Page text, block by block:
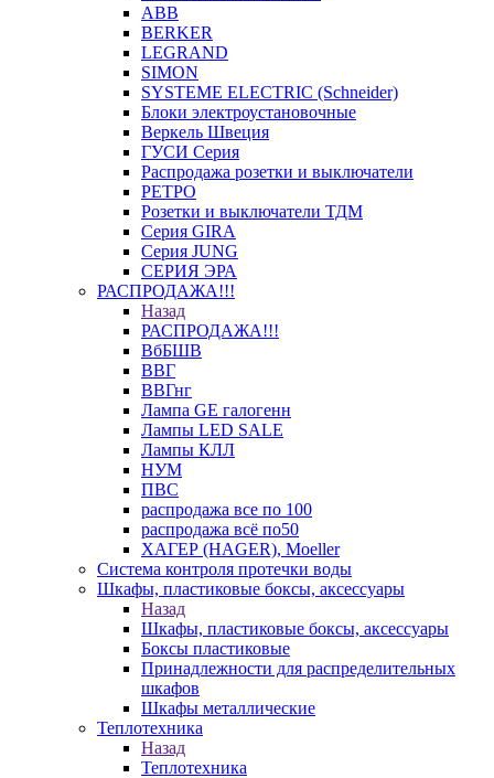
ABB
BERKER
LEGRAND
SIMON
SYSTEME ELECTRIC (Schneider)
Блоки электроустановочные
Веркель Швеция
ГУСИ Серия
Распродажа розетки и выключатели
РЕТРО
Розетки и выключатели ТДМ
Серия GIRA
Серия JUNG
СЕРИЯ ЭРА
РАСПРОДАЖА!!!
Назад
РАСПРОДАЖА!!!
ВбБШВ
ВВГ
ВВГнг
Лампа GE галогенн
Лампы LED SALE
Лампы КЛЛ
НУМ
ПВС
распродажа все по 100
распродажа всё по50
ХАГЕР (HAGER), Moeller
Система контроля протечки воды
Шкафы, пластиковые боксы, аксессуары
Назад
Шкафы, пластиковые боксы, аксессуары
Боксы пластиковые
Принадлежности для распределительных
шкафов
Шкафы металлические
Теплотехника
Назад
Теплотехника